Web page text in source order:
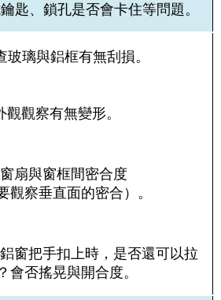
匙、鎖孔是否會卡住等問題。
玻璃與鋁框有無刮損。
觀觀察有無變形。
扇與窗框間密合度
觀察垂直面的密合）。
窗把手扣上時，是否還可以拉
會否搖晃與開合度。